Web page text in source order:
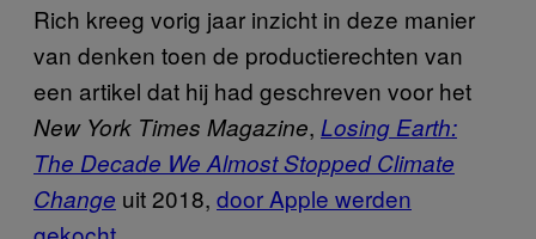
Rich kreeg vorig jaar inzicht in deze manier
van denken toen de productierechten van
een artikel dat hij had geschreven voor het
New York Times Magazine, Losing Earth:
The Decade We Almost Stopped Climate
Change uit 2018, door Apple werden